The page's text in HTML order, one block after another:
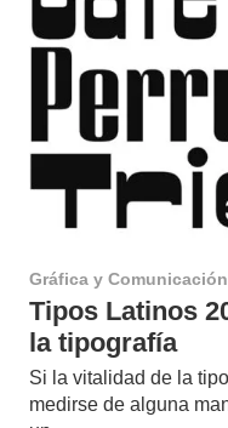
Gráfica y Comunicación
Tipos Latinos
la tipografía
Si la vitalidad de la
medirse de alguna